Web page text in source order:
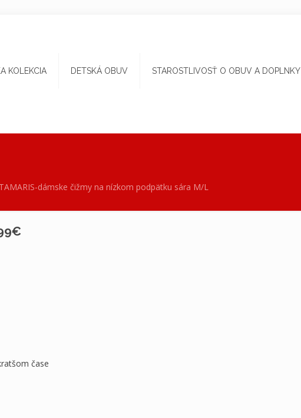
KOLEKCIA DETSKÁ OBUV STAROSTLIVOSŤ O OBUV A DOPLNKY
TAMARIS-dámske čižmy na nízkom podpätku sára M/L
čase